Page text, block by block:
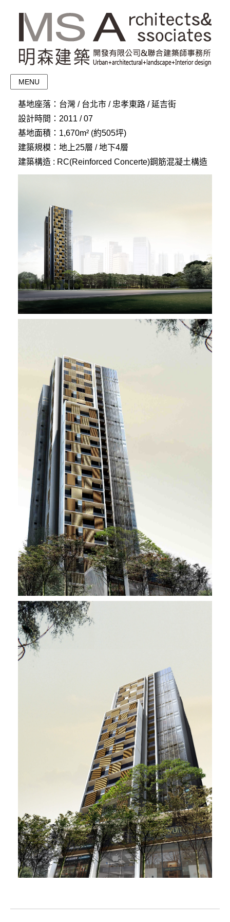
MENU
基地座落：台灣 / 台北市 / 忠孝東路 / 延吉街
設計時間：2011 / 07
基地面積：1,670m² (約505坪)
建築規模：地上25層 / 地下4層
建築構造 : RC(Reinforced Concerte)鋼筋混凝土構造